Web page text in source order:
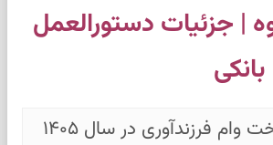
| جزئیات دستورالعمل
ثبت‌نام و پرداخت وام فرزندآوری در سال ۱۴۰۵